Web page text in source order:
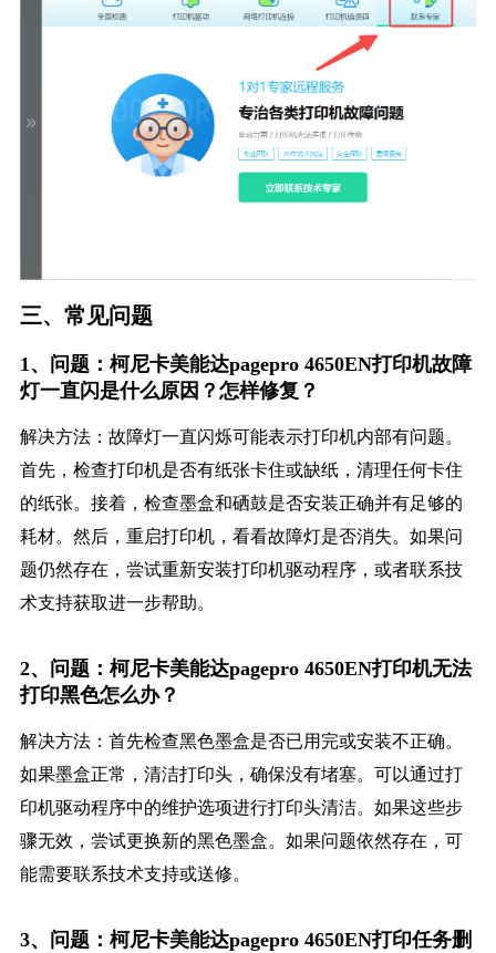
三、常见问题
1、问题：柯尼卡美能达pagepro 4650EN打印机故障
灯一直闪是什么原因？怎样修复？
解决方法：故障灯一直闪烁可能表示打印机内部有问题。
首先，检查打印机是否有纸张卡住或缺纸，清理任何卡住
的纸张。接着，检查墨盒和硒鼓是否安装正确并有足够的
耗材。然后，重启打印机，看看故障灯是否消失。如果问
题仍然存在，尝试重新安装打印机驱动程序，或者联系技
术支持获取进一步帮助。
2、问题：柯尼卡美能达pagepro 4650EN打印机无法
打印黑色怎么办？
解决方法：首先检查黑色墨盒是否已用完或安装不正确。
如果墨盒正常，清洁打印头，确保没有堵塞。可以通过打
印机驱动程序中的维护选项进行打印头清洁。如果这些步
骤无效，尝试更换新的黑色墨盒。如果问题依然存在，可
能需要联系技术支持或送修。
3、问题：柯尼卡美能达pagepro 4650EN打印任务删